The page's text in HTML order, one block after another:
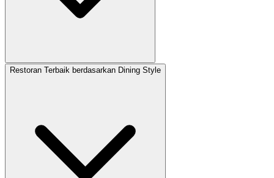
Restoran Terbaik berdasarkan Dining Style